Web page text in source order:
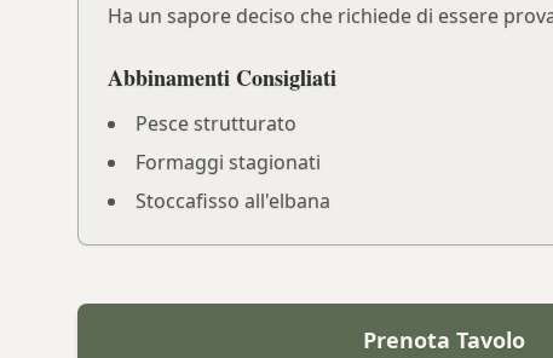
Ha un sapore deciso che richiede di essere
Abbinamenti Consigliati
Pesce strutturato
Formaggi stagionati
Stoccafisso all'elbana
Prenota Tavolo